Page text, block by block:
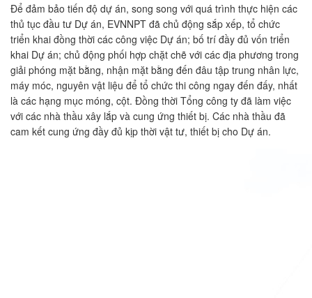
Để đảm bảo tiến độ dự án, song song với quá trình thực hiện các
thủ tục đầu tư Dự án, EVNNPT đã chủ động sắp xếp, tổ chức
triển khai đồng thời các công việc Dự án; bố trí đầy đủ vốn triển
khai Dự án; chủ động phối hợp chặt chẽ với các địa phương trong
giải phóng mặt bằng, nhận mặt bằng đến đâu tập trung nhân lực,
máy móc, nguyên vật liệu để tổ chức thi công ngay đến đấy, nhất
là các hạng mục móng, cột. Đồng thời Tổng công ty đã làm việc
với các nhà thầu xây lắp và cung ứng thiết bị. Các nhà thầu đã
cam kết cung ứng đầy đủ kịp thời vật tư, thiết bị cho Dự án.